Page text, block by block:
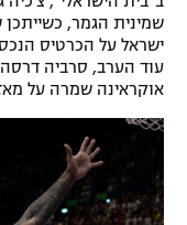
תנאי שימוש
מדיניות פרטיות
תקנון פעילות ספורט 1
רשיון להקרנה
אומנויות לחימה
גיימינג E-Sports
שמינית הגמר, כשייתכן
ישראל על הכרטיס
אוקראינה שמרה על